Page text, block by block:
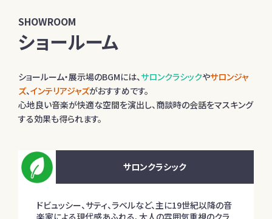
SHOWROOM
ショールーム
ショールーム・展示場のBGMには、サロンクラシックやサロンジャ
ズ、インテリアジャズがおすすめです。
心地良い音楽が快適な空間を演出し、商談時の会話をマスキング
する効果も得られます。
サロンクラシック
ドビュッシー、サティ、ラベルなど、主に19世紀以降の音
楽家による現代感あふれる、大人の雰囲気重視のクラ